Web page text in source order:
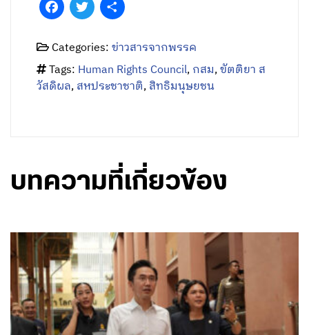
FacebookTwitter
Categories:ข่าวสารจากพรรค
Tags: Human Rights Council,กสม,ขัตติยา ส
วัสดิผล,สหประชาชาติ,สิทธิมนุษยชน
บทความที่เกี่ยวข้อง